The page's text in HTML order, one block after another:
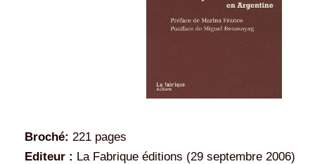
Broché: 221 pages
Editeur : La Fabrique éditions (29 septembre 2006)